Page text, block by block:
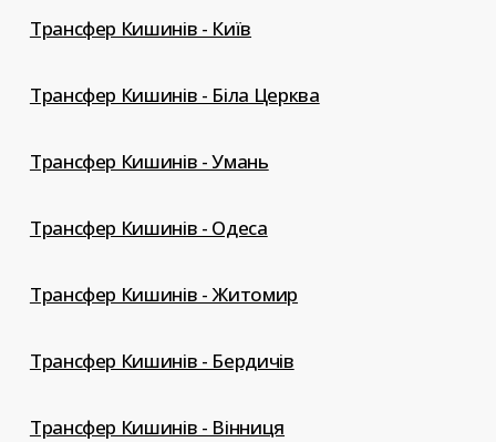
Трансфер Кишинів - Київ
Трансфер Кишинів - Біла Церква
Трансфер Кишинів - Умань
Трансфер Кишинів - Одеса
Трансфер Кишинів - Житомир
Трансфер Кишинів - Бердичів
Трансфер Кишинів - Вінниця